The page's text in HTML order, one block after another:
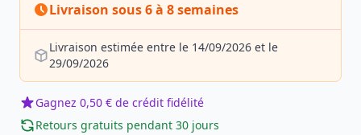
Livraison sous 6 à 8 semaines
Livraison estimée entre le 14/09/2026 et le
29/09/2026
Gagnez 0,50 € de crédit fidélité
Retours gratuits pendant 30 jours